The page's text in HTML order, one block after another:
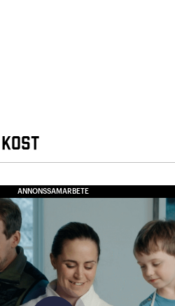
ANNONSSAMARBETE